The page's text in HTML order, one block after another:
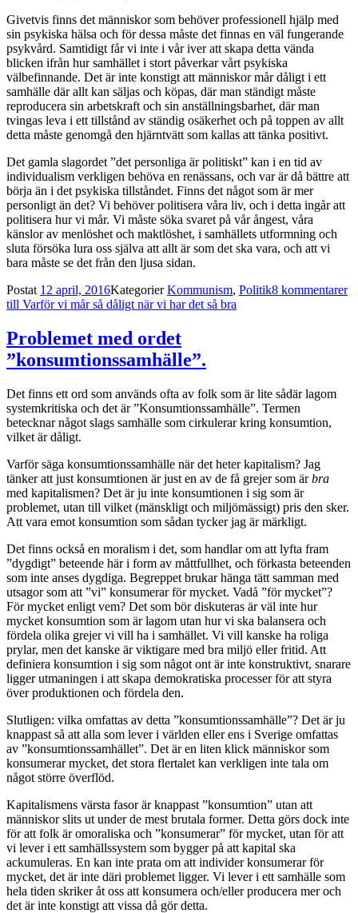
Givetvis finns det människor som behöver professionell hjälp med
sin psykiska hälsa och för dessa måste det finnas en väl fungerande
psykvård. Samtidigt får vi inte i vår iver att skapa detta vända
blicken ifrån hur samhället i stort påverkar vårt psykiska
välbefinnande. Det är inte konstigt att människor mår dåligt i ett
samhälle där allt kan säljas och köpas, där man ständigt måste
reproducera sin arbetskraft och sin anställningsbarhet, där man
tvingas leva i ett tillstånd av ständig osäkerhet och på toppen av allt
detta måste genomgå den hjärntvätt som kallas att tänka positivt.
Det gamla slagordet ”det personliga är politiskt” kan i en tid av
individualism verkligen behöva en renässans, och var är då bättre att
börja än i det psykiska tillståndet. Finns det något som är mer
personligt än det? Vi behöver politisera våra liv, och i detta ingår att
politisera hur vi mår. Vi måste söka svaret på vår ångest, våra
känslor av menlöshet och maktlöshet, i samhällets utformning och
sluta försöka lura oss själva att allt är som det ska vara, och att vi
bara måste se det från den ljusa sidan.
Postat 12 april, 2016KategorierKommunism, Politik8 kommentarer
till Varför vi mår så dåligt när vi har det så bra
Problemet med ordet
”konsumtionssamhälle”.
Det finns ett ord som används ofta av folk som är lite sådär lagom
systemkritiska och det är ”Konsumtionssamhälle”. Termen
betecknar något slags samhälle som cirkulerar kring konsumtion,
vilket är dåligt.
Varför säga konsumtionssamhälle när det heter kapitalism? Jag
tänker att just konsumtionen är just en av de få grejer som ärbra
med kapitalismen? Det är ju inte konsumtionen i sig som är
problemet, utan till vilket (mänskligt och miljömässigt) pris den sker.
Att vara emot konsumtion som sådan tycker jag är märkligt.
Det finns också en moralism i det, som handlar om att lyfta fram
”dygdigt” beteende här i form av måttfullhet, och förkasta beteenden
som inte anses dygdiga. Begreppet brukar hänga tätt samman med
utsagor som att ”vi” konsumerar för mycket. Vadå ”för mycket”?
För mycket enligt vem? Det som bör diskuteras är väl inte hur
mycket konsumtion som är lagom utan hur vi ska balansera och
fördela olika grejer vi vill ha i samhället. Vi vill kanske ha roliga
prylar, men det kanske är viktigare med bra miljö eller fritid. Att
definiera konsumtion i sig som något ont är inte konstruktivt, snarare
ligger utmaningen i att skapa demokratiska processer för att styra
över produktionen och fördela den.
Slutligen: vilka omfattas av detta ”konsumtionssamhälle”? Det är ju
knappast så att alla som lever i världen eller ens i Sverige omfattas
av ”konsumtionssamhället”. Det är en liten klick människor som
konsumerar mycket, det stora flertalet kan verkligen inte tala om
något större överflöd.
Kapitalismens värsta fasor är knappast ”konsumtion” utan att
människor slits ut under de mest brutala former. Detta görs dock inte
för att folk är omoraliska och ”konsumerar” för mycket, utan för att
vi lever i ett samhällssystem som bygger på att kapital ska
ackumuleras. En kan inte prata om att individer konsumerar för
mycket, det är inte däri problemet ligger. Vi lever i ett samhälle som
hela tiden skriker åt oss att konsumera och/eller producera mer och
det är inte konstigt att vissa då gör detta.